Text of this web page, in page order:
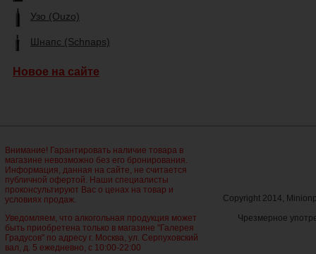
Узо (Ouzo)
Шнапс (Schnaps)
Новое на сайте
Внимание! Гарантировать наличие товара в
магазине невозможно без его бронирования.
Информация, данная на сайте, не считается
публичной офертой. Наши специалисты
проконсультируют Вас о ценах на товар и
условиях продаж.
Уведомляем, что алкогольная продукция может
быть приобретена только в магазине "Галерея
Градусов" по адресу г. Москва, ул. Серпуховский
вал, д. 5 ежедневно, с 10:00-22:00
Copyright 2014,
Чрезмерное